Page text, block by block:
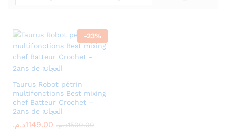
-23%
Taurus Robot pétrin
multifonctions Best mixing
chef Batteur Crochet –
2ans de العجانة
1149.00د.م. 1500.00د.م.